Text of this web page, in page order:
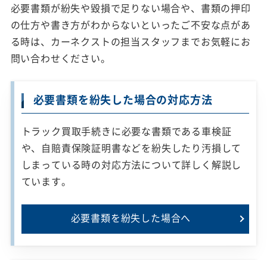
必要書類が紛失や毀損で足りない場合や、書類の押印
の仕方や書き方がわからないといったご不安な点があ
る時は、カーネクストの担当スタッフまでお気軽にお
問い合わせください。
必要書類を紛失した場合の対応方法
トラック買取手続きに必要な書類である車検証
や、自賠責保険証明書などを紛失したり汚損して
しまっている時の対応方法について詳しく解説し
ています。
必要書類を紛失した場合へ